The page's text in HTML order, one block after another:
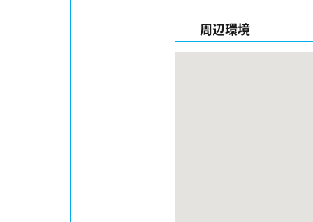
周辺環境